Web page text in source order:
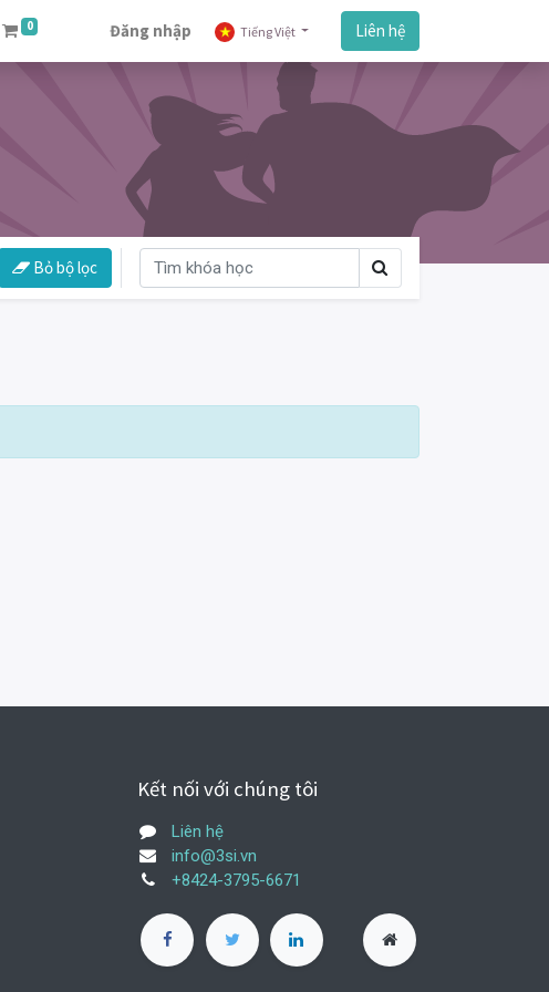
0 Đăng nhập Tiếng Việt Liên hệ
Bỏ bộ lọc
Kết nối với chúng tôi
Liên hệ
info@3si.vn
+8424-3795-6671